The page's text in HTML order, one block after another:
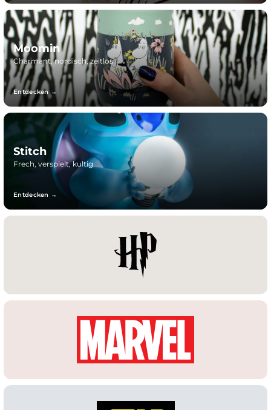
Moomin
Charmant, nordisch, zeitlos
Entdecken →
Stitch
Frech, verspielt, kultig
Entdecken →